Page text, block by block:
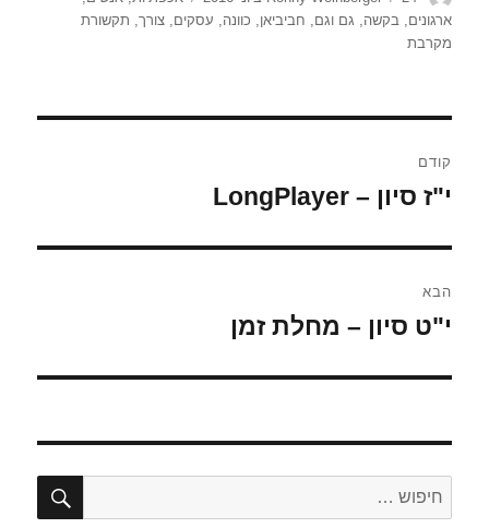
בתאריך
ארגונים,בקשה, גם וגם, חביביאן, כוונה, עסקים,צורך, תקשורת
מקרבת
קודם
הפוסט
י"ז סיון – LongPlayer
הבא
הפוסט
י"ט סיון – מחלת זמן
חפש: